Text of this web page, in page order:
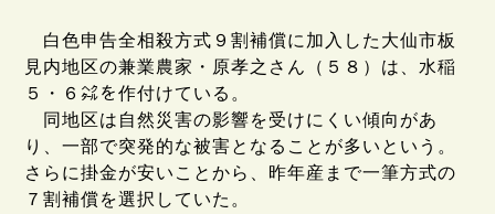
白色申告全相殺方式９割補償に加入した大仙市板
見内地区の兼業農家・原孝之さん（５８）は、水稲
５・６㌶を作付けている。
同地区は自然災害の影響を受けにくい傾向があ
り、一部で突発的な被害となることが多いという。
さらに掛金が安いことから、昨年産まで一筆方式の
７割補償を選択していた。